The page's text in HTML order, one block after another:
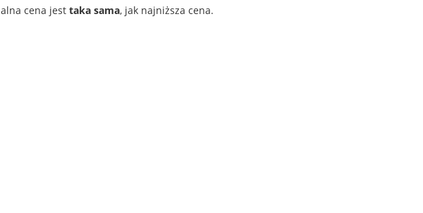
cena jesttaka sama, jak najniższa cena.